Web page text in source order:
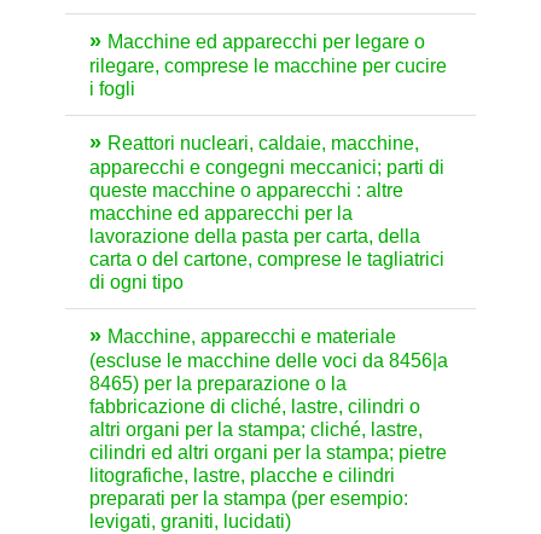
Macchine ed apparecchi per legare o
rilegare, comprese le macchine per cucire
i fogli
Reattori nucleari, caldaie, macchine,
apparecchi e congegni meccanici; parti di
queste macchine o apparecchi : altre
macchine ed apparecchi per la
lavorazione della pasta per carta, della
carta o del cartone, comprese le tagliatrici
di ogni tipo
Macchine, apparecchi e materiale
(escluse le macchine delle voci da 8456|a
8465) per la preparazione o la
fabbricazione di cliché, lastre, cilindri o
altri organi per la stampa; cliché, lastre,
cilindri ed altri organi per la stampa; pietre
litografiche, lastre, placche e cilindri
preparati per la stampa (per esempio:
levigati, graniti, lucidati)